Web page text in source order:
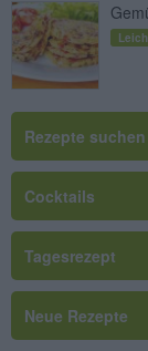
Rezepte suchen
Cocktails
Tagesrezept
Neue Rezepte